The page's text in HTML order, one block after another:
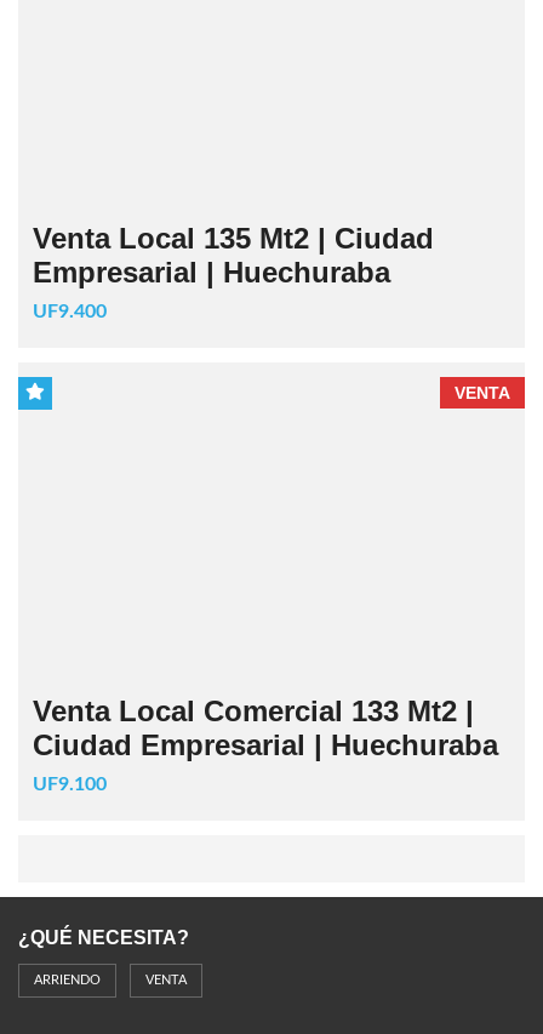
Venta Local 135 Mt2 | Ciudad
Empresarial | Huechuraba
UF9.400
VENTA
Venta Local Comercial 133 Mt2 |
Ciudad Empresarial | Huechuraba
UF9.100
¿QUÉ NECESITA?
ARRIENDO VENTA